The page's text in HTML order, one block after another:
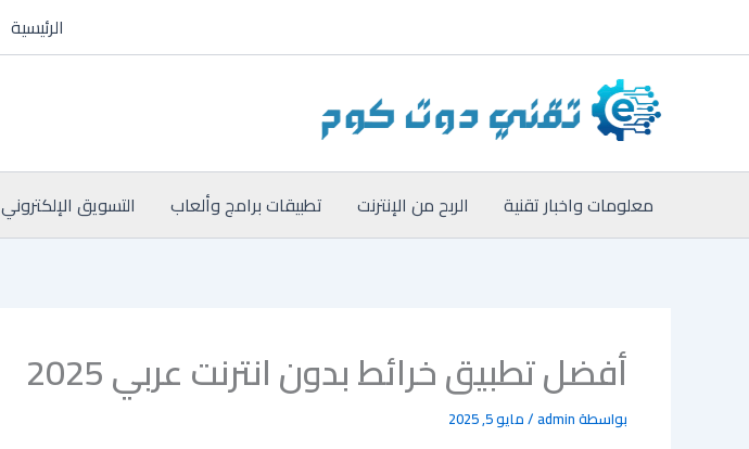
الرئيسية
معلومات واخبار تقنية الربح من الإنترنت تطبيقات برامج وألعاب التسويق الإلكتروني
أفضل تطبيق خرائط بدون انترنت عربي 2025
بواسطةadmin
/مايو 5, 2025